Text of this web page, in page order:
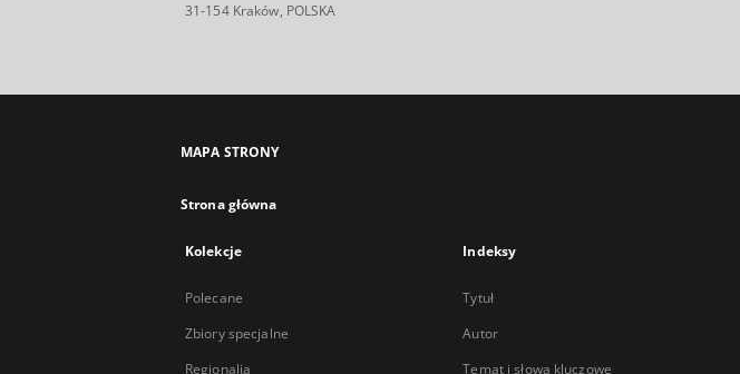
31-154 Kraków, POLSKA
MAPA STRONY
Strona główna
Kolekcje
Polecane
Zbiory specjalne
Regionalia
Indeksy
Tytuł
Autor
Temat i słowa kluczowe